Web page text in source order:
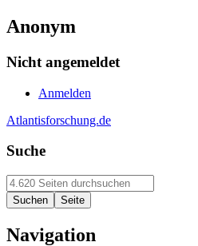
Anonym
Nicht angemeldet
Anmelden
Atlantisforschung.de
Suche
Navigation